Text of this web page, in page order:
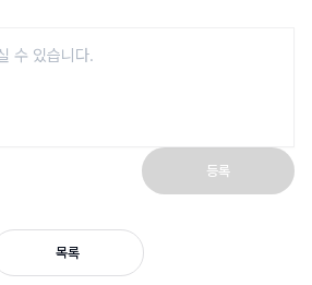
등록
목록